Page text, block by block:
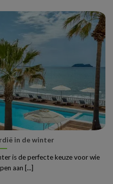
in de winter
is de perfecte keuze voor wie
aan [...]